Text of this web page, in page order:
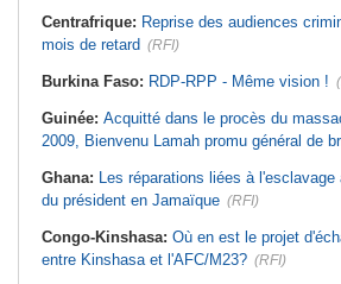
Centrafrique: Reprise des audiences
mois de retard (RFI)
Burkina Faso: RDP-RPP - Même vision !
Guinée: Acquitté dans le procès du
2009, Bienvenu Lamah promu général de
Ghana: Les réparations liées à
du président en Jamaïque (RFI)
Congo-Kinshasa: Où en est le projet
entre Kinshasa et l'AFC/M23? (RFI)